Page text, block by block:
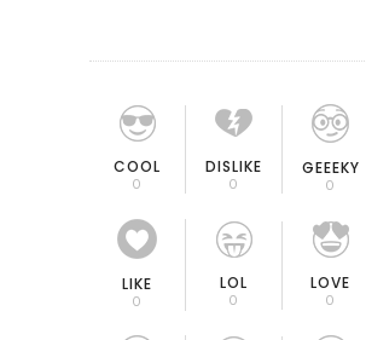
COOL
0
DISLIKE
0
GEEEKY
0
LIKE
0
LOL
0
LOVE
0